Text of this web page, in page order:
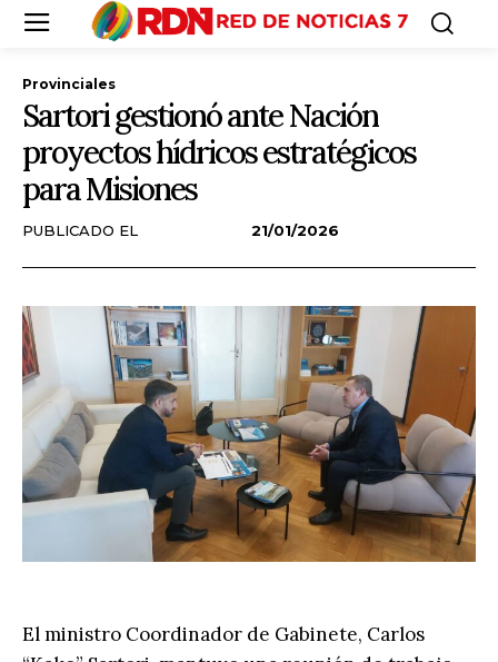
Provinciales
Sartori gestionó ante Nación
proyectos hídricos estratégicos
para Misiones
PUBLICADO EL 21/01/2026
El ministro Coordinador de Gabinete, Carlos